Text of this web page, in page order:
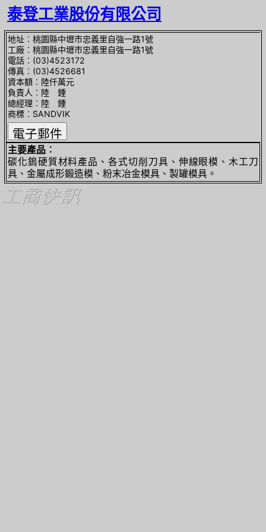
泰登工業股份有限公司
地址︰桃園縣中壢市忠義里自強一路1號
工廠︰桃園縣中壢市忠義里自強一路1號
電話︰(03)4523172
傳真︰(03)4526681
資本額︰陸仟萬元
負責人︰陸 鍾
總經理︰陸 鍾
商標︰SANDVIK
主要產品︰
碳化鎢硬質材料產品、各式切削刀具、伸線眼模、木工刀
具、金屬成形鍛造模、粉末冶金模具、製罐模具。